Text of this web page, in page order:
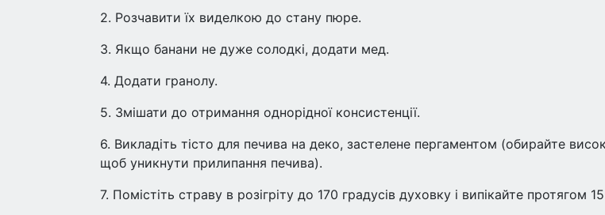
2. Розчавити їх виделкою до стану пюре.
3. Якщо банани не дуже солодкі, додати мед.
4. Додати гранолу.
5. Змішати до отримання однорідної консистенції.
6. Викладіть тісто для печива на деко, застелене пергаментом (обирайте
щоб уникнути прилипання печива).
7. Помістіть страву в розігріту до 170 градусів духовку і випікайте протягом